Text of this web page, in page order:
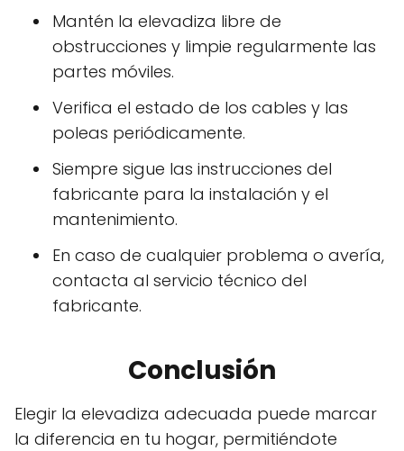
Mantén la elevadiza libre de
obstrucciones y limpie regularmente las
partes móviles.
Verifica el estado de los cables y las
poleas periódicamente.
Siempre sigue las instrucciones del
fabricante para la instalación y el
mantenimiento.
En caso de cualquier problema o avería,
contacta al servicio técnico del
fabricante.
Conclusión
Elegir la elevadiza adecuada puede marcar
la diferencia en tu hogar, permitiéndote